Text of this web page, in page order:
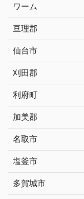
ワーム
亘理郡
仙台市
刈田郡
利府町
加美郡
名取市
塩釜市
多賀城市